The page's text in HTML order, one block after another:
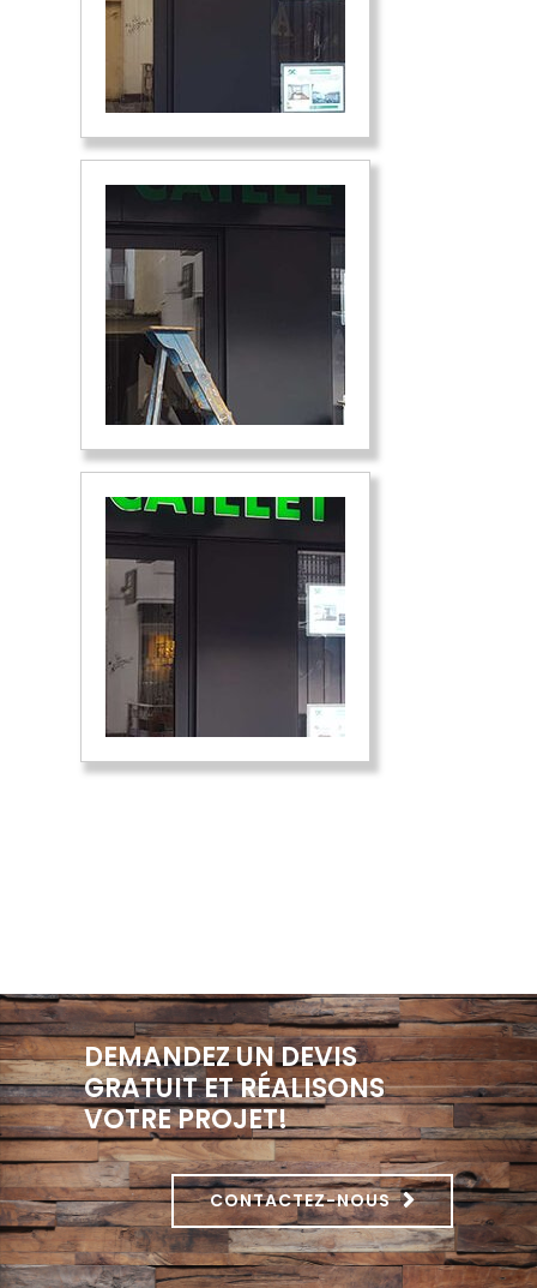
DEMANDEZ UN DEVIS
GRATUIT ET RÉALISONS
VOTRE PROJET!
CONTACTEZ-NOUS